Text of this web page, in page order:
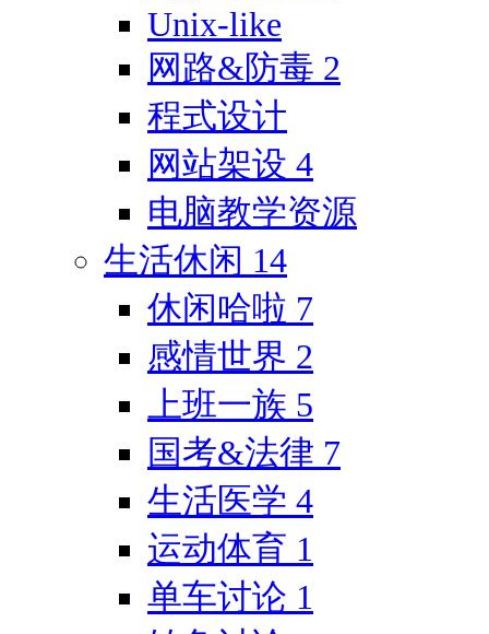
Unix-like
网路&防毒 2
程式设计
网站架设 4
电脑教学资源
生活休闲 14
休闲哈啦 7
感情世界 2
上班一族 5
国考&法律 7
生活医学 4
运动体育 1
单车讨论 1